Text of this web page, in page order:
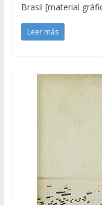
Brasil [material
Leer más